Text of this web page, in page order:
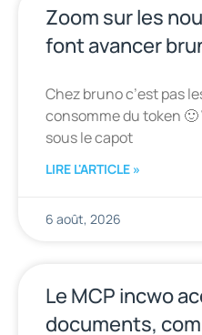
Zoom sur les
font avancer
Chez bruno c’est pas
consomme du token 🙂
sous le capot
LIRE L'ARTICLE »
6 août, 2026
Le MCP incwo
documents,